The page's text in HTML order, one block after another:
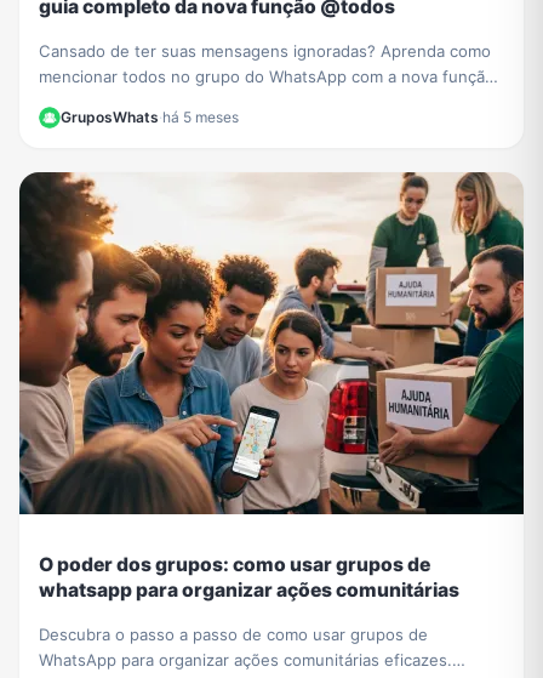
guia completo da nova função @todos
Cansado de ter suas mensagens ignoradas? Aprenda como
mencionar todos no grupo do WhatsApp com a nova função
GruposWhats·há 5 meses
O poder dos grupos: como usar grupos de
whatsapp para organizar ações comunitárias
Descubra o passo a passo de como usar grupos de
WhatsApp para organizar ações comunitárias eficazes.